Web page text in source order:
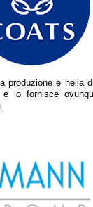
produzione e nella
lo fornisce